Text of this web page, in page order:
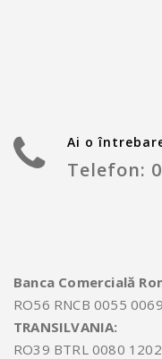
Ai o
Telefon:
Banca Comercială
RO56 RNCB 0055
TRANSILVANIA:
RO39 BTRL 0080